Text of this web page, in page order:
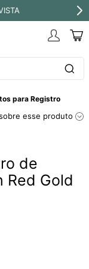
para Registro
esse produto
de
Red Gold